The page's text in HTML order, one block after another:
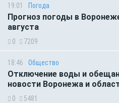
19:01 Погода
Прогноз погоды в
августа
0 7209
18:46 Общество
Отключение воды и
новости Воронежа и
0 5481